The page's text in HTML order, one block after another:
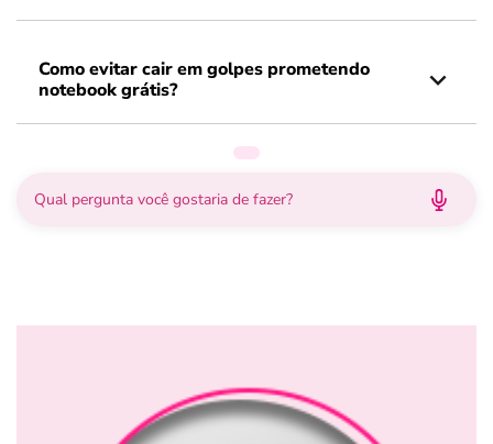
Como evitar cair em golpes prometendo
notebook grátis?